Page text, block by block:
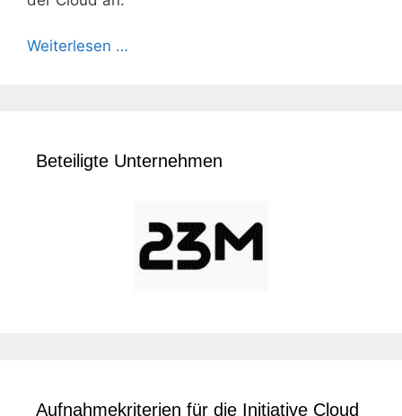
Weiterlesen …
Beteiligte Unternehmen
Aufnahmekriterien für die Initiative Cloud